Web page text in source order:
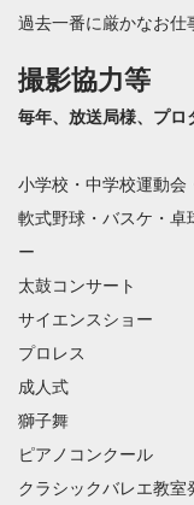
過去一番に厳かなお
撮影協力等
毎年、放送局様、プロ
小学校・中学校運動
軟式野球・バスケ・卓
ー
太鼓コンサート
サイエンスショー
プロレス
成人式
獅子舞
ピアノコンクール
クラシックバレエ教室